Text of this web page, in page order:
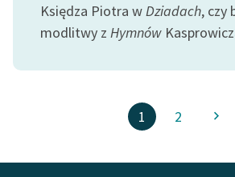
Księdza Piotra wDziadach, czy
modlitwy z Hymnów
1 2